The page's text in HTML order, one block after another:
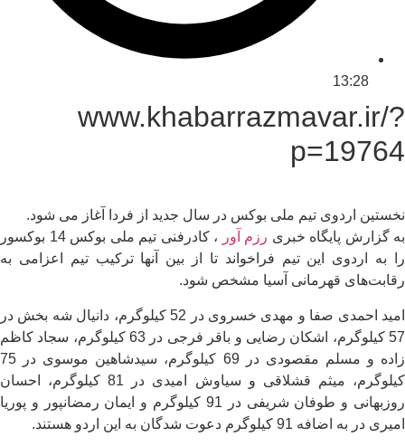
13:28
www.khabarrazmavar.ir/?
p=19764
نخستین اردوی تیم ملی بوکس در سال جدید از فردا آغاز می شود.
به گزارش پایگاه خبری رزم آور
، کادرفنی تیم ملی بوکس 14 بوکسور
را به اردوی این تیم فراخواند تا از بین آنها ترکیب تیم اعزامی به
رقابت‌های قهرمانی آسیا مشخص شود.
امید احمدی صفا و مهدی خسروی در 52 کیلوگرم، دانیال شه بخش در
57 کیلوگرم، اشکان رضایی و باقر فرجی در 63 کیلوگرم، سجاد کاظم
زاده و مسلم مقصودی در 69 کیلوگرم، سیدشاهین موسوی در 75
کیلوگرم، میثم قشلاقی و سیاوش امیدی در 81 کیلوگرم، احسان
روزبهانی و طوفان شریفی در 91 کیلوگرم و ایمان رمضانپور و پوریا
امیری در به اضافه 91 کیلوگرم دعوت شدگان به این اردو هستند.